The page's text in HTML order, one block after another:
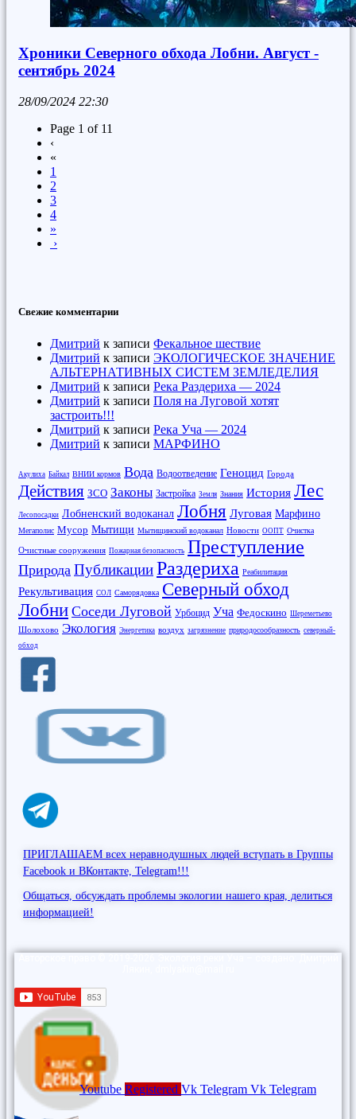
Хроники Северного обхода Лобни. Август -
сентябрь 2024
28/09/2024 22:30
Page 1 of 11
‹
«
1
2
3
4
»
›
Свежие комментарии
Дмитрий к записи Фекальное шествие
Дмитрий к записи ЭКОЛОГИЧЕСКОЕ ЗНАЧЕНИЕ
АЛЬТЕРНАТИВНЫХ СИСТЕМ ЗЕМЛЕДЕЛИЯ
Дмитрий к записи Река Раздериха — 2024
Дмитрий к записи Поля на Луговой хотят
застроить!!!
Дмитрий к записи Река Уча — 2024
Дмитрий к записи МАРФИНО
Акулиха Байкал ВНИИ кормов Вода Водоотведение Геноцид Города
Действия ЗСО Законы Застройка Земля Знания История Лес
Лесопосадки Лобненский водоканал Лобня Луговая Марфино
Мегаполис Мусор Мытищи Мытищинский водоканал Новости ООПТ Очистка
Очистные сооружения Пожарная безопасность Преступление
Природа ПубликацииРаздериха Реабилитация
Рекультивация СОЛ Саморядовка Северный обход
Лобни Соседи Луговой Урбоцид Уча Федоскино Шереметьево
Шолохово Экология Энергетика воздух загрязнение природосообразность северный-
обход
ПРИГЛАШАЕМ всех неравнодушных людей вступать в Группы
Facebook и ВКонтакте, Telegram!!!
Общаться, обсуждать проблемы экологии нашего края, делиться
информацией!
Youtube Registered Vk Telegram Vk Telegram